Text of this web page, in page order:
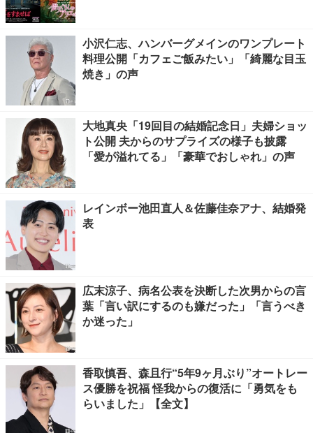
小沢仁志、ハンバーグメインのワンプレート
料理公開「カフェご飯みたい」「綺麗な目玉
焼き」の声
大地真央「19回目の結婚記念日」夫婦ショッ
ト公開 夫からのサプライズの様子も披露
「愛が溢れてる」「豪華でおしゃれ」の声
レインボー池田直人＆佐藤佳奈アナ、結婚発
表
広末涼子、病名公表を決断した次男からの言
葉「言い訳にするのも嫌だった」「言うべき
か迷った」
香取慎吾、森且行“5年9ヶ月ぶり”オートレー
ス優勝を祝福 怪我からの復活に「勇気をも
らいました」【全文】